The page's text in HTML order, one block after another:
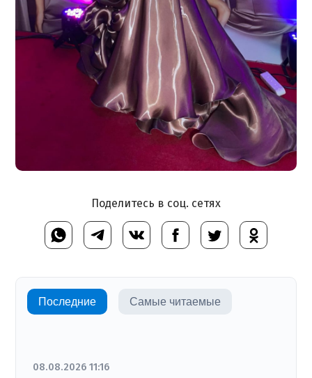
Поделитесь в соц. сетях
Последние Самые читаемые
08.08.2026 11:16